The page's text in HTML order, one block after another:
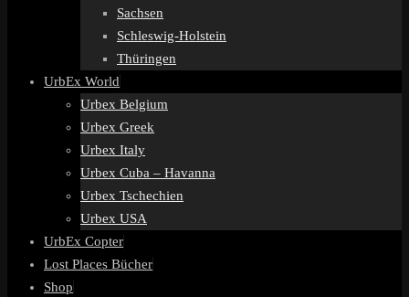
Sachsen
Schleswig-Holstein
Thüringen
UrbEx World
Urbex Belgium
Urbex Greek
Urbex Italy
Urbex Cuba – Havanna
Urbex Tschechien
Urbex USA
UrbEx Copter
Lost Places Bücher
Shop